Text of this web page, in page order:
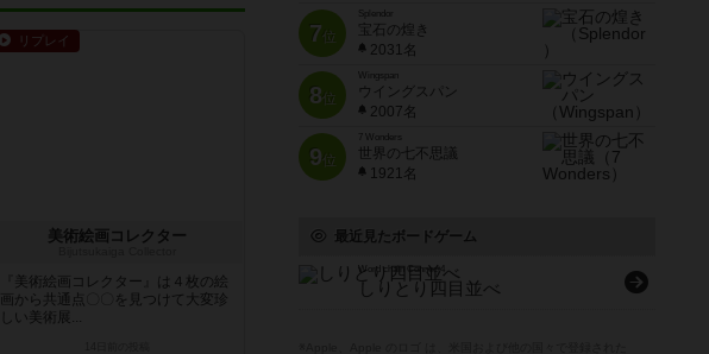
リプレイ
美術絵画コレクター
『美術絵画コレクター』は４枚の絵
画から共通点〇〇を見つけて大変珍
しい美術展...
7位
宝石の煌き
2031名
8位
Wingspan
ウイングスパン
2007名
9位
7 Wonders
世界の七不思議
1921名
最近見たボードゲーム
Word chain Connect4
しりとり四目並べ